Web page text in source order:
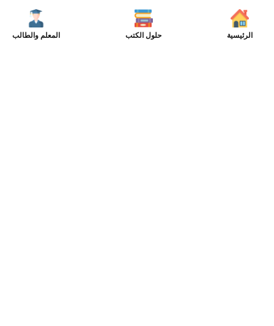
الرئيسية حلول الكتب المعلم والطالب